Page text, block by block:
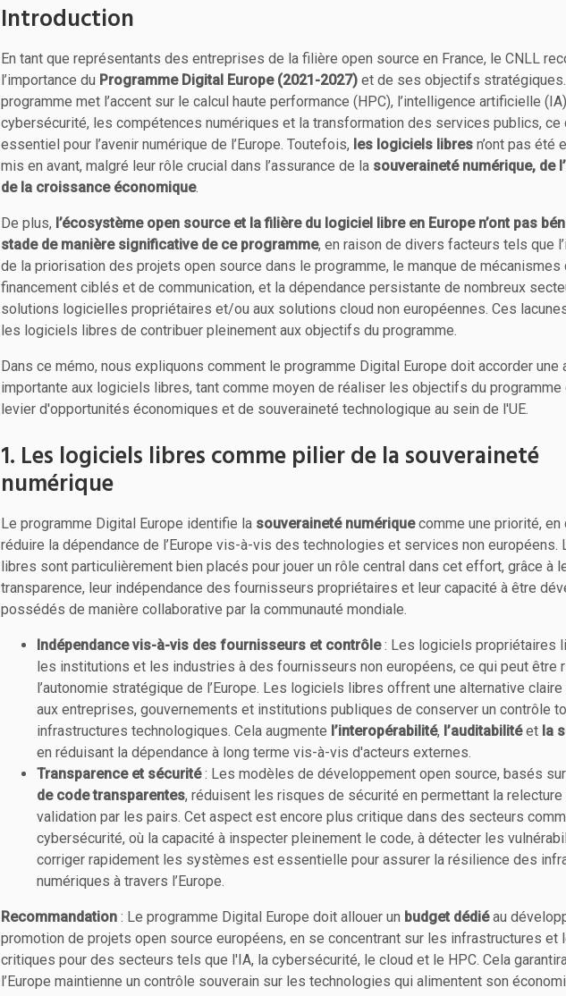
Introduction
En tant que représentants des entreprises de la filière open source en France, le CNLL
l’importance du Programme Digital Europe (2021-2027) et de ses objectifs
programme met l’accent sur le calcul haute performance (HPC), l’intelligence artificielle
cybersécurité, les compétences numériques et la transformation des services publics, ce
essentiel pour l’avenir numérique de l’Europe. Toutefois, les logiciels libres n’ont pas été
mis en avant, malgré leur rôle crucial dans l’assurance de la souveraineté numérique, de
de la croissance économique.
De plus, l’écosystème open source et la filière du logiciel libre en Europe n’ont pas
stade de manière significative de ce programme, en raison de divers facteurs tels que
de la priorisation des projets open source dans le programme, le manque de mécanismes
financement ciblés et de communication, et la dépendance persistante de nombreux
solutions logicielles propriétaires et/ou aux solutions cloud non européennes. Ces
les logiciels libres de contribuer pleinement aux objectifs du programme.
Dans ce mémo, nous expliquons comment le programme Digital Europe doit accorder une
importante aux logiciels libres, tant comme moyen de réaliser les objectifs du programme
levier d'opportunités économiques et de souveraineté technologique au sein de l'UE.
1. Les logiciels libres comme pilier de la souveraineté
numérique
Le programme Digital Europe identifie la souveraineté numériquecomme une priorité, en
réduire la dépendance de l’Europe vis-à-vis des technologies et services non européens.
libres sont particulièrement bien placés pour jouer un rôle central dans cet effort, grâce à
transparence, leur indépendance des fournisseurs propriétaires et leur capacité à être
possédés de manière collaborative par la communauté mondiale.
Indépendance vis-à-vis des fournisseurs et contrôle: Les logiciels propriétaires
les institutions et les industries à des fournisseurs non européens, ce qui peut être
l’autonomie stratégique de l’Europe. Les logiciels libres offrent une alternative
aux entreprises, gouvernements et institutions publiques de conserver un contrôle
infrastructures technologiques. Cela augmente l’interopérabilité, l’auditabilitéet la
en réduisant la dépendance à long terme vis-à-vis d'acteurs externes.
Transparence et sécurité: Les modèles de développement open source, basés
de code transparentes, réduisent les risques de sécurité en permettant la relecture
validation par les pairs. Cet aspect est encore plus critique dans des secteurs
cybersécurité, où la capacité à inspecter pleinement le code, à détecter les
corriger rapidement les systèmes est essentielle pour assurer la résilience des
numériques à travers l’Europe.
Recommandation : Le programme Digital Europe doit allouer un budget dédiéau
promotion de projets open source européens, en se concentrant sur les infrastructures et
critiques pour des secteurs tels que l'IA, la cybersécurité, le cloud et le HPC. Cela
l’Europe maintienne un contrôle souverain sur les technologies qui alimentent son